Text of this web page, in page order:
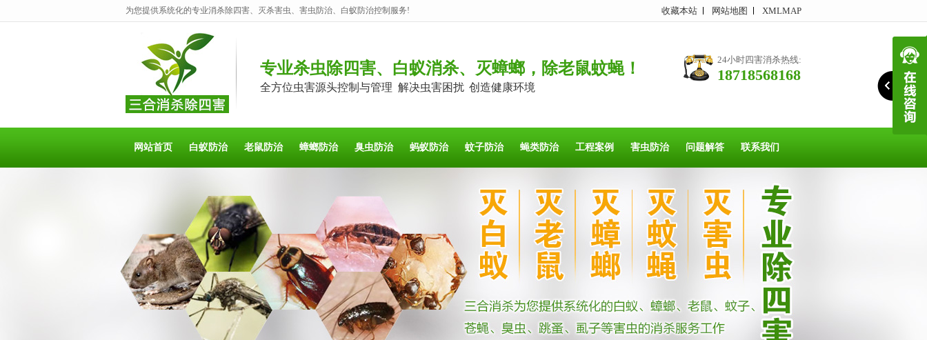
为您提供系统化的专业消杀除四害、灭杀害虫、害虫防治、白蚁防治控制服务! 收藏本站 网站地图 XMLMAP
专业杀虫除四害、白蚁消杀、灭蟑螂，除老鼠蚊蝇！
全方位虫害源头控制与管理 解决虫害困扰 创造健康环境
24小时四害消杀热线:
18718568168
网站首页 白蚁防治 老鼠防治 蟑螂防治 臭虫防治 蚂蚁防治 蚊子防治 蝇类防治 工程案例 害虫防治 问题解答 联系我们